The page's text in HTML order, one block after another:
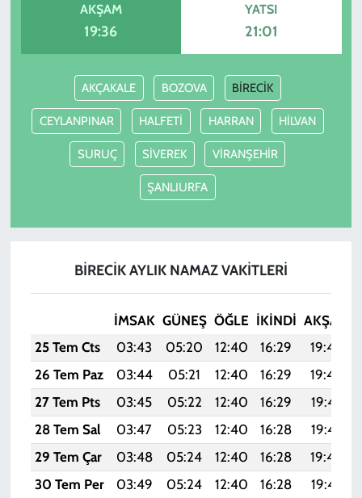
AKŞAM
19:36
YATSI
21:01
AKÇAKALE BOZOVA BİRECİK
CEYLANPINAR HALFETİ HARRAN HİLVAN
SURUÇ SİVEREK VİRANŞEHİR
ŞANLIURFA
BİRECİK AYLIK NAMAZ VAKITLERI
İMSAK GÜNEŞ ÖĞLE İKINDI AKŞAM
25 Tem Cts
03:43 05:20 12:40 16:29 19:49
26 Tem Paz
03:44 05:21 12:40 16:29 19:48
27 Tem Pts
03:45 05:22 12:40 16:29
19:47
28 Tem Sal
03:47 05:23 12:40 16:28 19:47
29 Tem Çar
03:48 05:24 12:40 16:28
19:46
30 Tem Per
03:49 05:24 12:40 16:28 19:45